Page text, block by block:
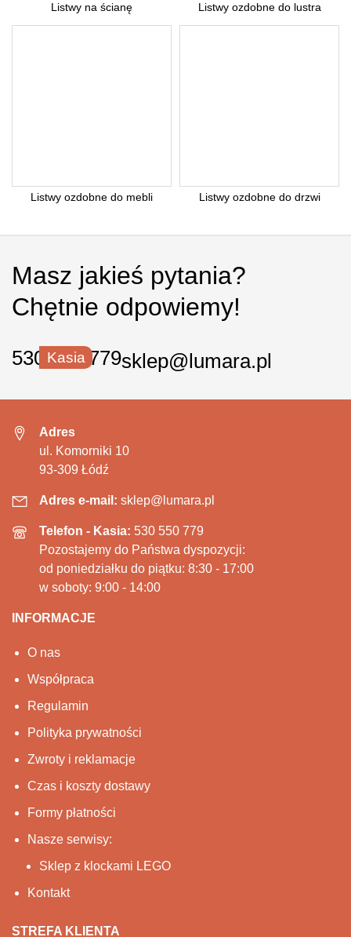
Listwy na ścianę Listwy ozdobne do lustra
Listwy ozdobne do mebli Listwy ozdobne do drzwi
Masz jakieś pytania?
Chętnie odpowiemy!
Kasia
530 550 779sklep@lumara.pl
Adres
ul. Komorniki 10
93-309 Łódź
Adres e-mail: sklep@lumara.pl
Telefon - Kasia: 530 550 779
Pozostajemy do Państwa dyspozycji:
od poniedziałku do piątku: 8:30 - 17:00
w soboty: 9:00 - 14:00
INFORMACJE
O nas
Współpraca
Regulamin
Polityka prywatności
Zwroty i reklamacje
Czas i koszty dostawy
Formy płatności
Nasze serwisy:
Sklep z klockami LEGO
Kontakt
STREFA KLIENTA